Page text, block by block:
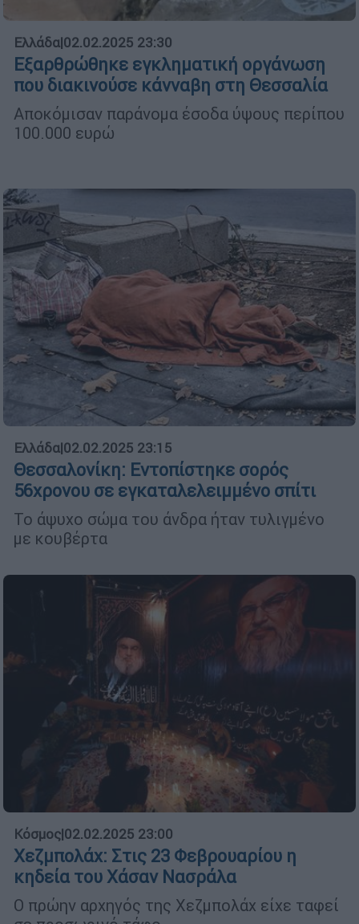
Ελλάδα|02.02.2025 23:30
Eξαρθρώθηκε εγκληματική οργάνωση
που διακινούσε κάνναβη στη Θεσσαλία
Αποκόμισαν παράνομα έσοδα ύψους περίπου
100.000 ευρώ
Ελλάδα|02.02.2025 23:15
Θεσσαλονίκη: Εντοπίστηκε σορός
56χρονου σε εγκαταλελειμμένο σπίτι
Το άψυχο σώμα του άνδρα ήταν τυλιγμένο
με κουβέρτα
Κόσμος|02.02.2025 23:00
Χεζμπολάχ: Στις 23 Φεβρουαρίου η
κηδεία του Χάσαν Νασράλα
Ο πρώην αρχηγός της Χεζμπολάχ είχε ταφεί